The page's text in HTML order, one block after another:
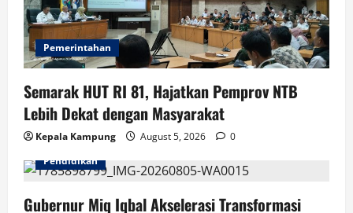
Pemerintahan
Semarak HUT RI 81, Hajatkan Pemprov NTB
Lebih Dekat dengan Masyarakat
Kepala Kampung August 5, 2026
0
Pendidikan
Gubernur Miq Iqbal Akselerasi Transformasi